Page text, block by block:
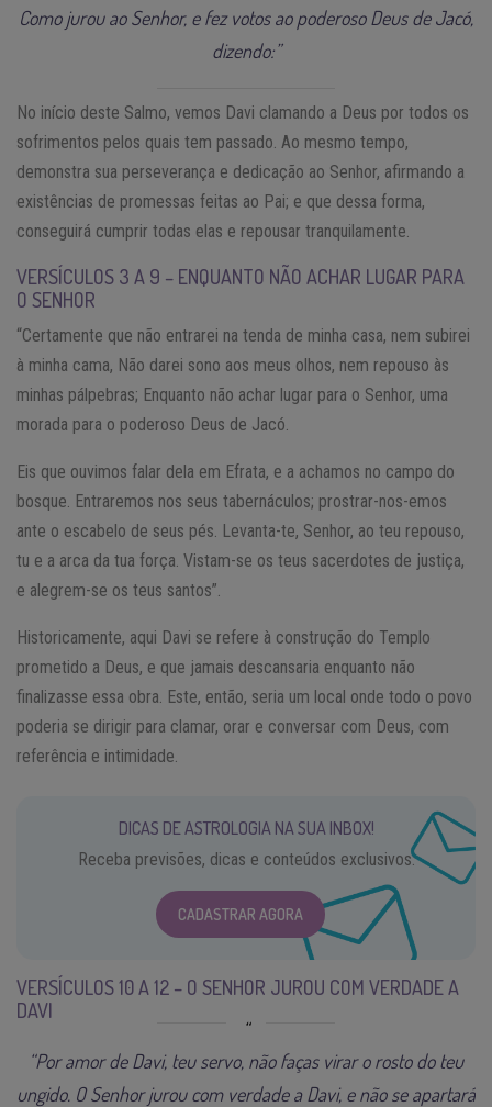
Como jurou ao Senhor, e fez votos ao poderoso Deus de Jacó,
dizendo:”
No início deste Salmo, vemos Davi clamando a Deus por todos os
sofrimentos pelos quais tem passado. Ao mesmo tempo,
demonstra sua perseverança e dedicação ao Senhor, afirmando a
existências de promessas feitas ao Pai; e que dessa forma,
conseguirá cumprir todas elas e repousar tranquilamente.
VERSÍCULOS 3 A 9 – ENQUANTO NÃO ACHAR LUGAR PARA
O SENHOR
“Certamente que não entrarei na tenda de minha casa, nem subirei
à minha cama, Não darei sono aos meus olhos, nem repouso às
minhas pálpebras; Enquanto não achar lugar para o Senhor, uma
morada para o poderoso Deus de Jacó.
Eis que ouvimos falar dela em Efrata, e a achamos no campo do
bosque. Entraremos nos seus tabernáculos; prostrar-nos-emos
ante o escabelo de seus pés. Levanta-te, Senhor, ao teu repouso,
tu e a arca da tua força. Vistam-se os teus sacerdotes de justiça,
e alegrem-se os teus santos”.
Historicamente, aqui Davi se refere à construção do Templo
prometido a Deus, e que jamais descansaria enquanto não
finalizasse essa obra. Este, então, seria um local onde todo o povo
poderia se dirigir para clamar, orar e conversar com Deus, com
referência e intimidade.
DICAS DE ASTROLOGIA NA SUA INBOX!
Receba previsões, dicas e conteúdos exclusivos.
CADASTRAR AGORA
VERSÍCULOS 10 A 12 – O SENHOR JUROU COM VERDADE A
DAVI
“Por amor de Davi, teu servo, não faças virar o rosto do teu
ungido. O Senhor jurou com verdade a Davi, e não se apartará